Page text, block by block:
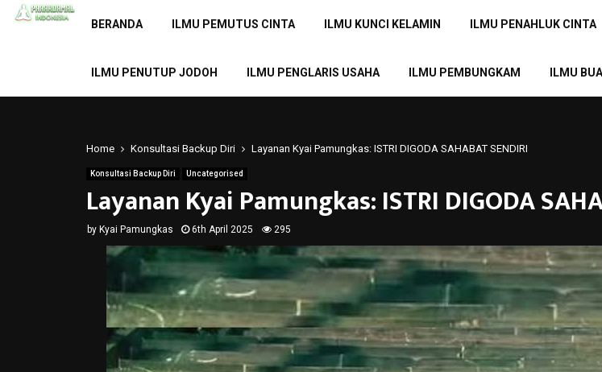
BERANDA ILMU PEMUTUS CINTA ILMU KUNCI KELAMIN ILMU PENAHLUK CINTA
ILMU PENUTUP JODOH ILMU PENGLARIS USAHA ILMU PEMBUNGKAM ILMU
Home Konsultasi Backup Diri Layanan Kyai Pamungkas: ISTRI DIGODA SAHABAT SENDIRI
Konsultasi Backup Diri Uncategorised
Layanan Kyai Pamungkas: ISTRI DIGODA
by Kyai Pamungkas 6th April 2025 295